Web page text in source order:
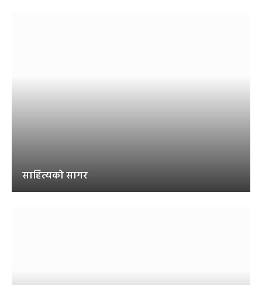
साहित्यको सागर